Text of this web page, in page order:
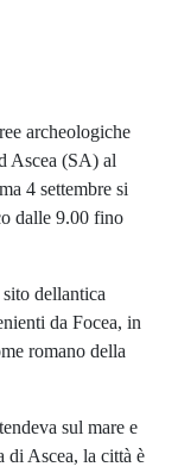
archeologiche
Ascea (SA) al
4 settembre si
dalle 9.00 fino
dellantica
da Focea, in
romano della
sul mare e
di Ascea, la città è